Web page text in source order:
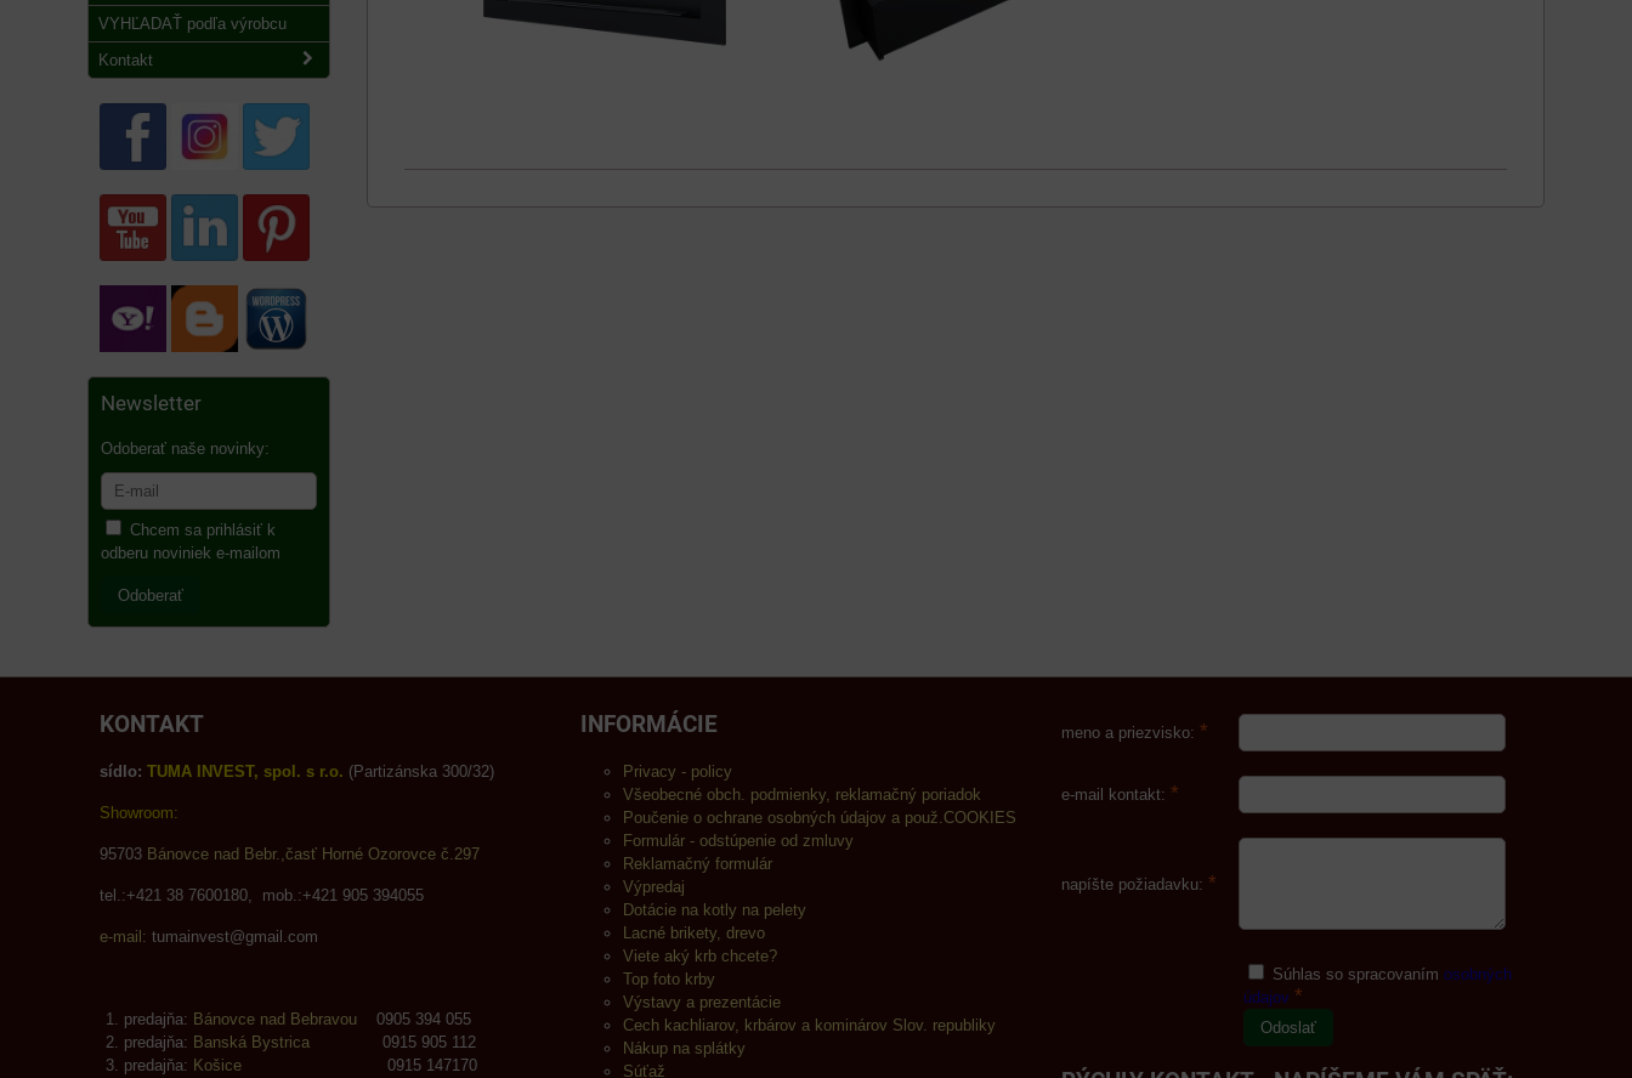
VYHĽADAŤ podľa výrobcu
Kontakt
Newsletter
Odoberať naše novinky:
Chcem sa prihlásiť k
odberu noviniek e-mailom
Odoberať
KONTAKT
sídlo: TUMA INVEST, spol. s r.o. (Partizánska 300/32)
Showroom:
95703 Bánovce nad Bebr.,časť Horné Ozorovce č.297
tel.:+421 38 7600180, mob.:+421 905 394055
e-mail: tumainvest@gmail.com
predajňa: Bánovce nad Bebravou 0905 394 055
predajňa: Banská Bystrica 0915 905 112
predajňa: Košice 0915 147170
INFORMÁCIE
Privacy - policy
Všeobecné obch. podmienky, reklamačný poriadok
Poučenie o ochrane osobných údajov a použ.COOKIES
Formulár - odstúpenie od zmluvy
Reklamačný formulár
Výpredaj
Dotácie na kotly na pelety
Lacné brikety, drevo
Viete aký krb chcete?
Top foto krby
Výstavy a prezentácie
Cech kachliarov, krbárov a kominárov Slov. republiky
Nákup na splátky
Súťaž
meno a priezvisko: *
e-mail kontakt: *
napíšte požiadavku: *
Súhlas so spracovanímosobných
údajov *
Odoslať